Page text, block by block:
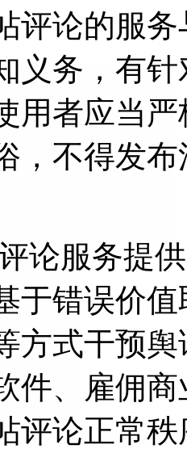
评论的服
义务，有
用者应当
，不得发
论服务提
于错误价
方式干预
件、雇佣
评论正常